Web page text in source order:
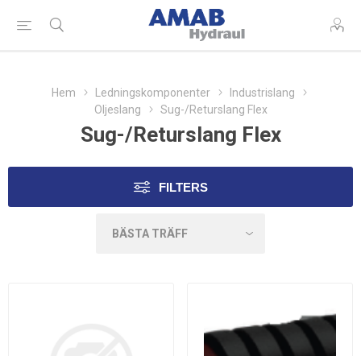
Hem Ledningskomponenter
Industrislang
Oljeslang
Sug-/Returslang Flex
Sug-/Returslang Flex
FILTERS